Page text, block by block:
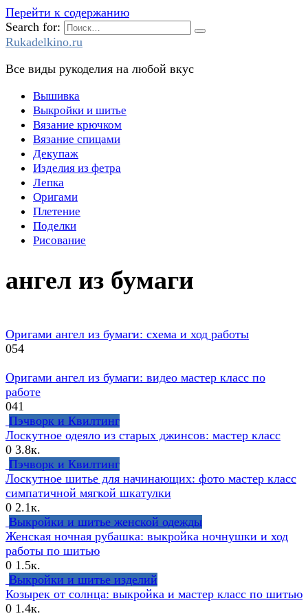
Перейти к содержанию
Search for:
Rukadelkino.ru
Все виды рукоделия на любой вкус
Вышивка
Выкройки и шитье
Вязание крючком
Вязание спицами
Декупаж
Изделия из фетра
Лепка
Оригами
Плетение
Поделки
Рисование
ангел из бумаги
Оригами ангел из бумаги: cхема и ход работы
054
Оригами ангел из бумаги: видео мастер класс по
работе
041
Пэчворк и Квилтинг
Лоскутное одеяло из старых джинсов: мастер класс
0 3.8к.
Пэчворк и Квилтинг
Лоскутное шитье для начинающих: фото мастер класс
симпатичной мягкой шкатулки
0 2.1к.
Выкройки и шитье женской одежды
Женская ночная рубашка: выкройка ночнушки и ход
работы по шитью
0 1.5к.
Выкройки и шитье изделий
Козырек от солнца: выкройка и мастер класс по шитью
0 1.4к.